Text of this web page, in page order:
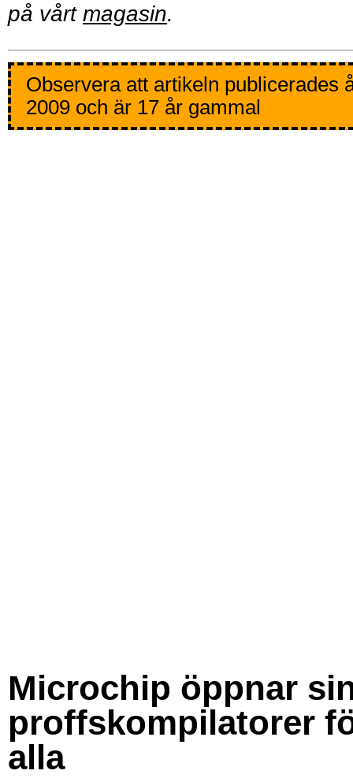
på vårt magasin.
Observera att artikeln publicerades
2009 och är 17 år gammal
Microchip öppnar
proffskompilatorer
alla